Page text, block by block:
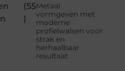
(55
)
Metaal
vormgeven met
moderne
profielwalsen voor
strak en
herhaalbaar
resultaat